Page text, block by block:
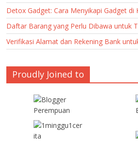
Detox Gadget: Cara Menyikapi Gadget di
Daftar Barang yang Perlu Dibawa untuk
Verifikasi Alamat dan Rekening Bank
Proudly Joined to